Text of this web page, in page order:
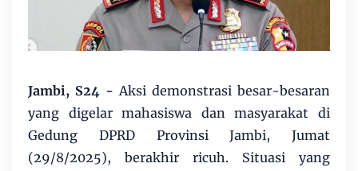
Jambi, S24 - Aksi demonstrasi besar-besaran
yang digelar mahasiswa dan masyarakat di
Gedung DPRD Provinsi Jambi, Jumat
(29/8/2025), berakhir ricuh. Situasi yang